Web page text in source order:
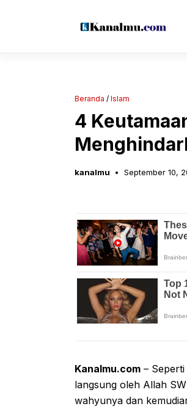
Beranda / Islam
4
kanalmu September 10,
Kanalmu.com –
langsung oleh Allah
wahyunya dan